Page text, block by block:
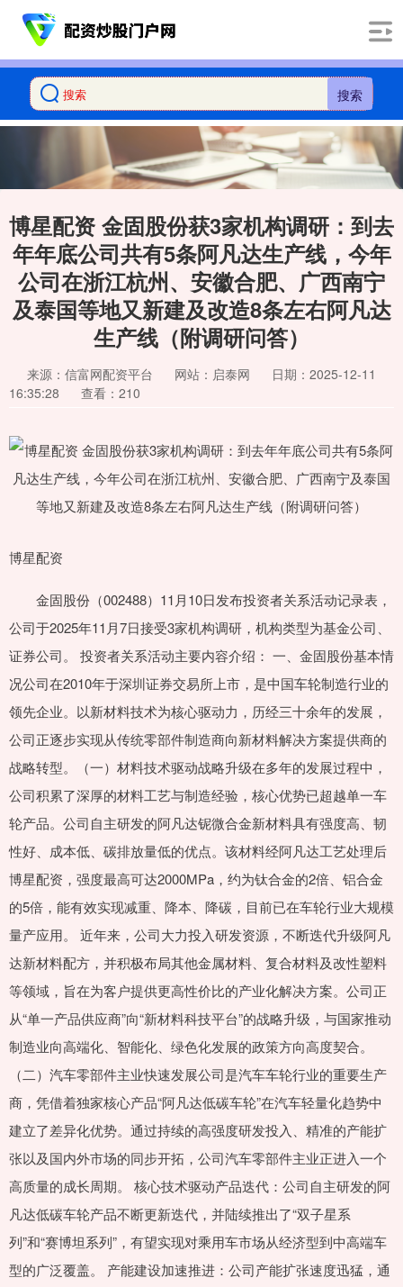
搜索
博星配资 金固股份获3家机构调研：到去
年年底公司共有5条阿凡达生产线，今年
公司在浙江杭州、安徽合肥、广西南宁
及泰国等地又新建及改造8条左右阿凡达
生产线（附调研问答）
来源：信富网配资平台 网站：启泰网
日期：2025-12-11
16:35:28
查看：210
博星配资
金固股份（002488）11月10日发布投资者关系活动记录表，
公司于2025年11月7日接受3家机构调研，机构类型为基金公司、
证券公司。 投资者关系活动主要内容介绍： 一、金固股份基本情
况公司在2010年于深圳证券交易所上市，是中国车轮制造行业的
领先企业。以新材料技术为核心驱动力，历经三十余年的发展，
公司正逐步实现从传统零部件制造商向新材料解决方案提供商的
战略转型。（一）材料技术驱动战略升级在多年的发展过程中，
公司积累了深厚的材料工艺与制造经验，核心优势已超越单一车
轮产品。公司自主研发的阿凡达铌微合金新材料具有强度高、韧
性好、成本低、碳排放量低的优点。该材料经阿凡达工艺处理后
博星配资，强度最高可达2000MPa，约为钛合金的2倍、铝合金
的5倍，能有效实现减重、降本、降碳，目前已在车轮行业大规模
量产应用。 近年来，公司大力投入研发资源，不断迭代升级阿凡
达新材料配方，并积极布局其他金属材料、复合材料及改性塑料
等领域，旨在为客户提供更高性价比的产业化解决方案。公司正
从“单一产品供应商”向“新材料科技平台”的战略升级，与国家推动
制造业向高端化、智能化、绿色化发展的政策方向高度契合。
（二）汽车零部件主业快速发展公司是汽车车轮行业的重要生产
商，凭借着独家核心产品“阿凡达低碳车轮”在汽车轻量化趋势中
建立了差异化优势。通过持续的高强度研发投入、精准的产能扩
张以及国内外市场的同步开拓，公司汽车零部件主业正进入一个
高质量的成长周期。 核心技术驱动产品迭代：公司自主研发的阿
凡达低碳车轮产品不断更新迭代，并陆续推出了“双子星系
列”和“赛博坦系列”，有望实现对乘用车市场从经济型到中高端车
型的广泛覆盖。 产能建设加速推进：公司产能扩张速度迅猛，通